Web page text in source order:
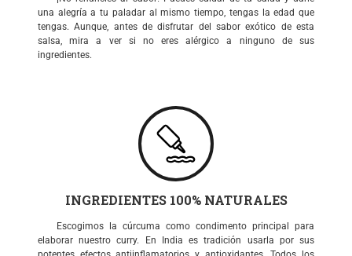
una alegría a tu paladar al mismo tiempo, tengas la edad que
tengas. Aunque, antes de disfrutar del sabor exótico de esta
salsa, mira a ver si no eres alérgico a ninguno de sus
ingredientes.
INGREDIENTES 100% NATURALES
Escogimos la cúrcuma como condimento principal para
elaborar nuestro curry. En India es tradición usarla por sus